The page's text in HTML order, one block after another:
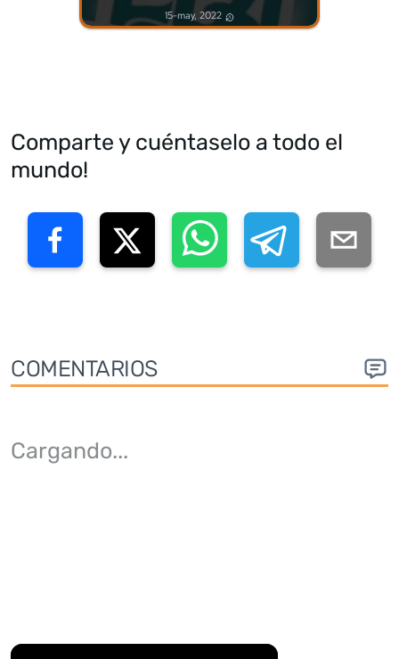
15-may, 2022
Comparte y cuéntaselo a todo el
mundo!
COMENTARIOS
Cargando...